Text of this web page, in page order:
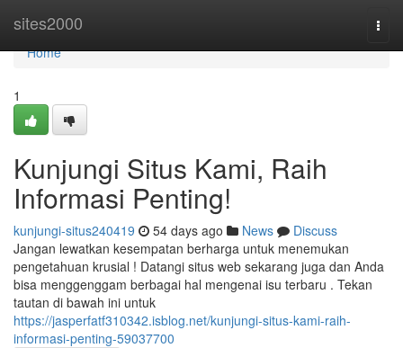
sites2000
Home
Home
1
Kunjungi Situs Kami, Raih
Informasi Penting!
kunjungi-situs240419 54 days ago News
Discuss
Jangan lewatkan kesempatan berharga untuk menemukan
pengetahuan krusial ! Datangi situs web sekarang juga dan Anda
bisa menggenggam berbagai hal mengenai isu terbaru . Tekan
tautan di bawah ini untuk
https://jasperfatf310342.isblog.net/kunjungi-situs-kami-raih-
informasi-penting-59037700